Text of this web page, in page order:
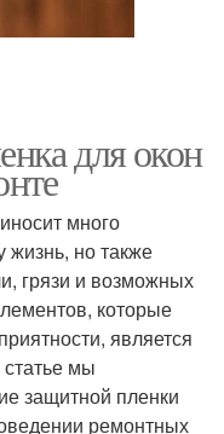
для окон
много
но также
грязи и возможных
которые
является
мы
защитной пленки
ремонтных